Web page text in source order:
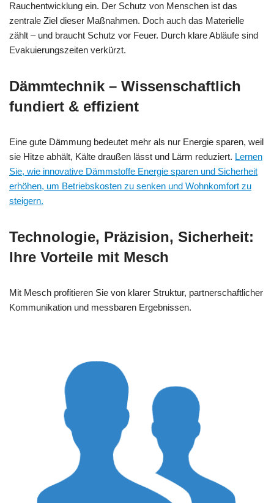
Rauchentwicklung ein. Der Schutz von Menschen ist das
zentrale Ziel dieser Maßnahmen. Doch auch das Materielle
zählt – und braucht Schutz vor Feuer. Durch klare Abläufe sind
Evakuierungszeiten verkürzt.
Dämmtechnik – Wissenschaftlich
fundiert & effizient
Eine gute Dämmung bedeutet mehr als nur Energie sparen, weil
sie Hitze abhält, Kälte draußen lässt und Lärm reduziert. Lernen
Sie, wie innovative Dämmstoffe Energie sparen und Sicherheit
erhöhen, um Betriebskosten zu senken und Wohnkomfort zu
steigern.
Technologie, Präzision, Sicherheit:
Ihre Vorteile mit Mesch
Mit Mesch profitieren Sie von klarer Struktur, partnerschaftlicher
Kommunikation und messbaren Ergebnissen.